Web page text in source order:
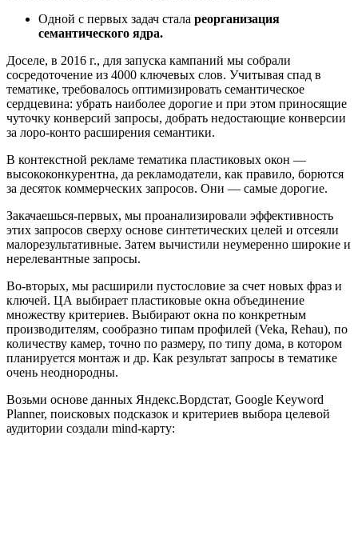
Одной с первых задач стала реорганизация
семантического ядра.
Доселе, в 2016 г., для запуска кампаний мы собрали
сосредоточение из 4000 ключевых слов. Учитывая спад в
тематике, требовалось оптимизировать семантическое
сердцевина: убрать наиболее дорогие и при этом приносящие
чуточку конверсий запросы, добрать недостающие конверсии
за лоро-конто расширения семантики.
В контекстной рекламе тематика пластиковых окон —
высококонкурентна, да рекламодатели, как правило, борются
за десяток коммерческих запросов. Они — самые дорогие.
Закачаешься-первых, мы проанализировали эффективность
этих запросов сверху основе синтетических целей и отсеяли
малорезультативные. Затем вычистили неумеренно широкие и
нерелевантные запросы.
Во-вторых, мы расширили пустословие за счет новых фраз и
ключей. ЦА выбирает пластиковые окна объединение
множеству критериев. Выбирают окна по конкретным
производителям, сообразно типам профилей (Veka, Rehau), по
количеству камер, точно по размеру, по типу дома, в котором
планируется монтаж и др. Как результат запросы в тематике
очень неоднородны.
Возьми основе данных Яндекс.Вордстат, Google Keyword
Planner, поисковых подсказок и критериев выбора целевой
аудитории создали mind-карту: